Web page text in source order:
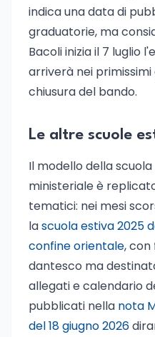
indica una data di
graduatorie, ma
Bacoli inizia il 7 luglio
arriverà nei
chiusura del bando.
Le altre scuole
Il modello della
ministeriale è
tematici: nei mesi
lascuola estiva 2025
confine orientale,
dantesco ma
allegati e calendario
pubblicati nella nota
del 18 giugno 2026